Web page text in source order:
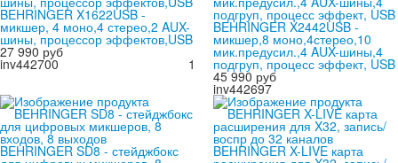
BEHRINGER X1622USB -
микшер, 4 моно,4 стерео,2 AUX-
шины, процессор эффектов,USB
27 990 руб
1
inv442700
BEHRINGER X2442USB -
микшер,8 моно,4стерео,10
мик.предусил.,4 AUX-шины,4
подгруп, процесс эффект, USB
45 990 руб
inv442697
BEHRINGER SD8 - стейджбокс BEHRINGER X-LIVE карта